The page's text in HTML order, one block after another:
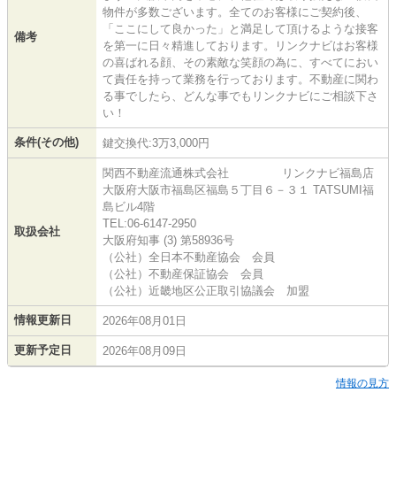
備考
物件が多数ございます。全てのお客様にご契約後、
「ここにして良かった」と満足して頂けるような接客
を第一に日々精進しております。リンクナビはお客様
の喜ばれる顔、その素敵な笑顔の為に、すべてにおい
て責任を持って業務を行っております。不動産に関わ
る事でしたら、どんな事でもリンクナビにご相談下さ
い！
条件(その他) 鍵交換代:3万3,000円
取扱会社
関西不動産流通株式会社 リンクナビ福島店
大阪府大阪市福島区福島５丁目６－３１ TATSUMI福
島ビル4階
TEL:06-6147-2950
大阪府知事 (3) 第58936号
（公社）全日本不動産協会 会員
（公社）不動産保証協会 会員
（公社）近畿地区公正取引協議会 加盟
情報更新日 2026年08月01日
更新予定日 2026年08月09日
情報の見方